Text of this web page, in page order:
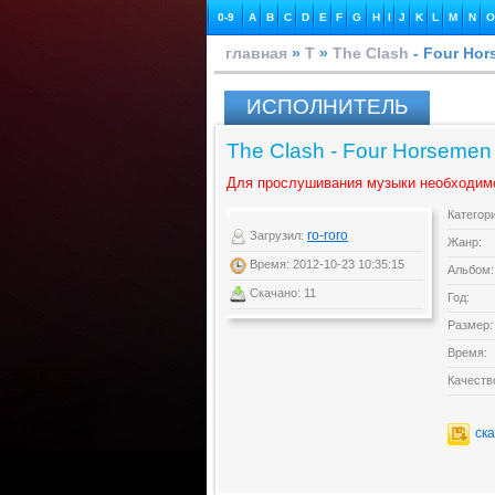
0-9 A B C D E F G H I J K L M N O
главная » T » The Clash - Four
ИСПОЛНИТЕЛЬ
The Clash - Four Horsemen
Для прослушивания музыки
Загрузил: ro-roro
Время: 2012-10-23 10:35:15
Скачано: 11
Жанр:
Альбом:
Год:
Размер:
Время: